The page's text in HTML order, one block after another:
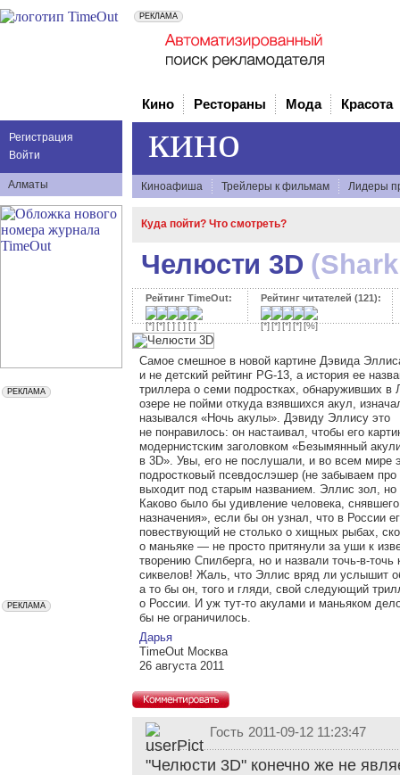
Регистрация
Войти
Алматы
Кино Рестораны Мода Красота
кино
Киноафиша Трейлеры к фильмам Лидеры
Куда пойти? Что смотреть?
Челюсти 3D
Рейтинг TimeOut: Рейтинг читателей (121):
Самое смешное в новой картине Дэвида
и не детский рейтинг PG-13, а история ее
триллера о семи подростках, обнаруживших в
озере не пойми откуда взявшихся акул,
назывался «Ночь акулы». Дэвиду Эллису это
не понравилось: он настаивал, чтобы его
модернистским заголовком «Безымянный
в 3D». Увы, его не послушали, и во всем мире
подростковый псевдослэшер (не забываем про
выходит под старым названием. Эллис зол, но
Каково было бы удивление человека,
назначения», если бы он узнал, что в России
повествующий не столько о хищных рыбах,
о маньяке — не просто притянули за уши к
творению Спилберга, но и назвали точь-в-точь
сиквелов! Жаль, что Эллис вряд ли услышит
а то бы он, того и гляди, свой следующий
о России. И уж тут-то акулами и маньяком
бы не ограничилось.
Дарья
TimeOut Москва
26 августа 2011
Гость 2011-09-12 11:23:47
"Челюсти 3D" конечно же не